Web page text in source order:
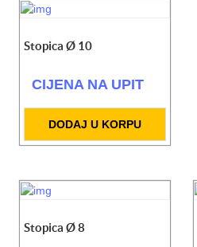
Stopica Ø 10
CIJENA NA UPIT
DODAJ U KORPU
Stopica Ø 8